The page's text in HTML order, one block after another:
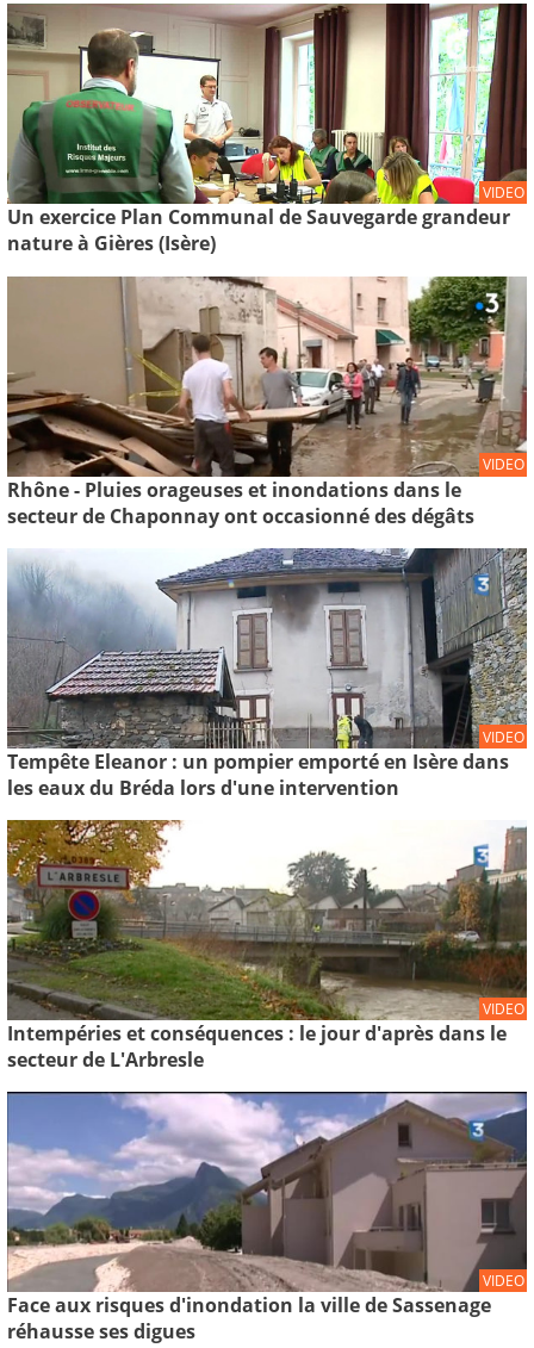
VIDEO
Un exercice Plan Communal de Sauvegarde grandeur
nature à Gières (Isère)
VIDEO
Rhône - Pluies orageuses et inondations dans le
secteur de Chaponnay ont occasionné des dégâts
VIDEO
Tempête Eleanor : un pompier emporté en Isère dans
les eaux du Bréda lors d'une intervention
VIDEO
Intempéries et conséquences : le jour d'après dans le
secteur de L'Arbresle
VIDEO
Face aux risques d'inondation la ville de Sassenage
réhausse ses digues